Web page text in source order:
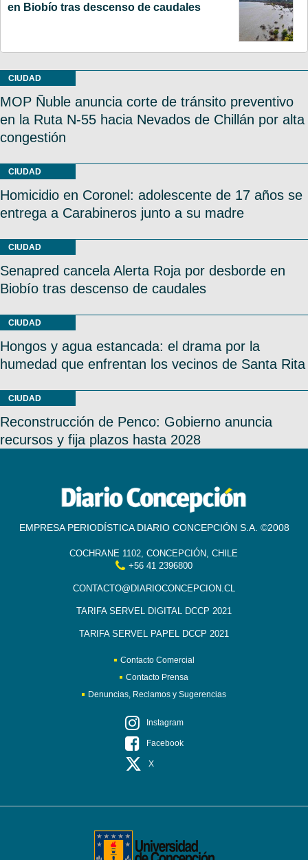
en Biobío tras descenso de caudales
CIUDAD
MOP Ñuble anuncia corte de tránsito preventivo
en la Ruta N-55 hacia Nevados de Chillán por alta
congestión
CIUDAD
Homicidio en Coronel: adolescente de 17 años se
entrega a Carabineros junto a su madre
CIUDAD
Senapred cancela Alerta Roja por desborde en
Biobío tras descenso de caudales
CIUDAD
Hongos y agua estancada: el drama por la
humedad que enfrentan los vecinos de Santa Rita
CIUDAD
Reconstrucción de Penco: Gobierno anuncia
recursos y fija plazos hasta 2028
EMPRESA PERIODÍSTICA DIARIO CONCEPCIÓN S.A. ©2008
COCHRANE 1102, CONCEPCIÓN, CHILE
+56 41 2396800
CONTACTO@DIARIOCONCEPCION.CL
TARIFA SERVEL DIGITAL DCCP 2021
TARIFA SERVEL PAPEL DCCP 2021
Contacto Comercial
Contacto Prensa
Denuncias, Reclamos y Sugerencias
Instagram
Facebook
X